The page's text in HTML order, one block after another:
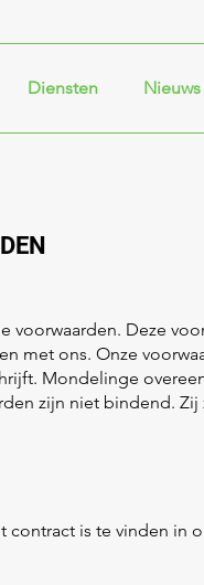
Diensten Nieuws
Deze
met ons. Onze
Mondelinge
zijn niet bindend. Zij
contract is te vinden in